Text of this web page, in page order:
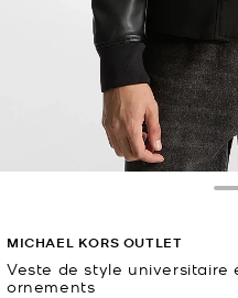
MICHAEL KORS OUTLET
Veste de style universitaire
ornements